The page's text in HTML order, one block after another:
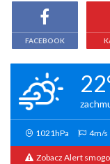
FACEBOOK
1021hPa 4m/s
Zobacz Alert